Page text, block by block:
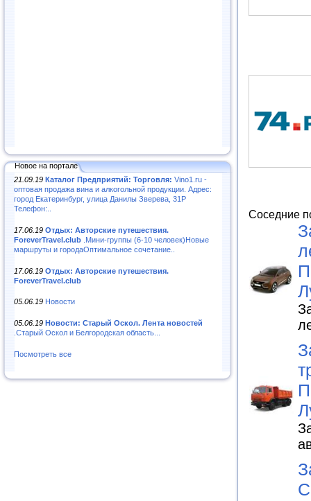
Новое на портале
21.09.19 Каталог Предприятий: Торговля: Vino1.ru -
оптовая продажа вина и алкогольной продукции. Адрес:
город Екатеринбург, улица Данилы Зверева, 31Р
Телефон:..
17.06.19 Отдых: Авторские путешествия.
ForeverTravel.club .Мини-группы (6-10 человек)Новые
маршруты и городаОптимальное сочетание..
17.06.19 Отдых: Авторские путешествия.
ForeverTravel.club
05.06.19 Новости
05.06.19 Новости: Старый Оскол. Лента новостей
.Старый Оскол и Белгородская область...
Посмотреть все
Соседние